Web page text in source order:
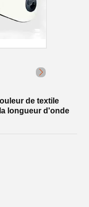
de textile
longueur d'onde